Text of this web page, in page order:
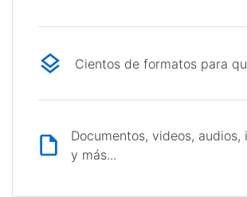
Cientos de formatos para
Documentos, videos, audios,
y más...